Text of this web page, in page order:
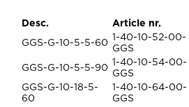
Desc. Article nr.
GGS-G-10-5-5-60
1-40-10-52-00-
GGS
GGS-G-10-5-5-90
1-40-10-54-00-
GGS
GGS-G-10-18-5-
60
1-40-10-64-00-
GGS